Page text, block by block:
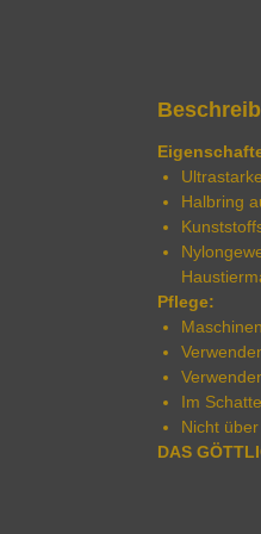
Halbring
Pflege:
Im
Nicht
DAS